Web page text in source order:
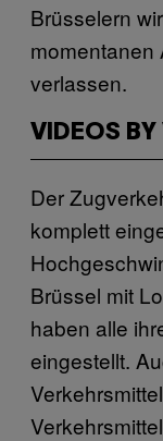
Brüsselern
momentanen
verlassen.
VIDEOS BY
Der
komplett
Brüssel mit
haben alle
eingestellt.